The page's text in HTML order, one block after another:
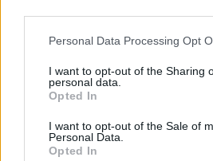
Please note that this website/app
not limited to your visit or usage
grant or deny consent to Google and
use your data for below specified
consent section.
Personal Data Processing Opt
I want to opt-out of the Sharing
personal data.
Opted In
I want to opt-out of the Sale of
Personal Data.
Opted In
jelölt filmmel
gsplus.hu |
életének egy
részéről